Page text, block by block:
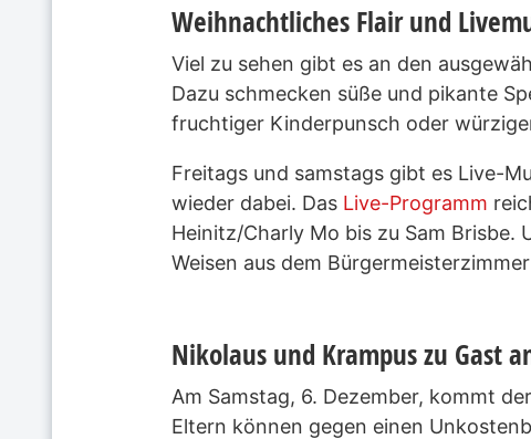
Weihnachtliches Flair und
Viel zu sehen gibt es an den
Dazu schmecken süße und pikante
fruchtiger Kinderpunsch oder
Freitags und samstags gibt es Live-
wieder dabei. Das Live-Programm
Heinitz/Charly Mo bis zu Sam
Weisen aus dem
Nikolaus und Krampus zu Gast
Am Samstag, 6. Dezember, kommt
Eltern können gegen einen